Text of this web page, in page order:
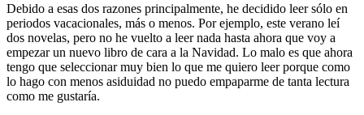
Debido a esas dos razones principalmente, he decidido leer sólo en
periodos vacacionales, más o menos. Por ejemplo, este verano leí
dos novelas, pero no he vuelto a leer nada hasta ahora que voy a
empezar un nuevo libro de cara a la Navidad. Lo malo es que ahora
tengo que seleccionar muy bien lo que me quiero leer porque como
lo hago con menos asiduidad no puedo empaparme de tanta lectura
como me gustaría.